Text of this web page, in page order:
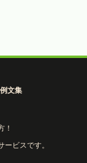
文集
！
ビスです。